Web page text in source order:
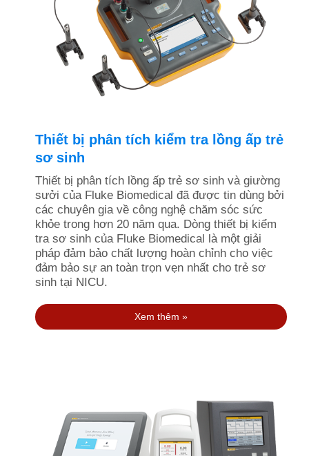
Thiết bị phân tích kiểm tra lồng ấp trẻ
sơ sinh
Thiết bị phân tích lồng ấp trẻ sơ sinh và giường
sưởi của Fluke Biomedical đã được tin dùng bởi
các chuyên gia về công nghệ chăm sóc sức
khỏe trong hơn 20 năm qua. Dòng thiết bị kiểm
tra sơ sinh của Fluke Biomedical là một giải
pháp đảm bảo chất lượng hoàn chỉnh cho việc
đảm bảo sự an toàn trọn vẹn nhất cho trẻ sơ
sinh tại NICU.
Xem thêm »